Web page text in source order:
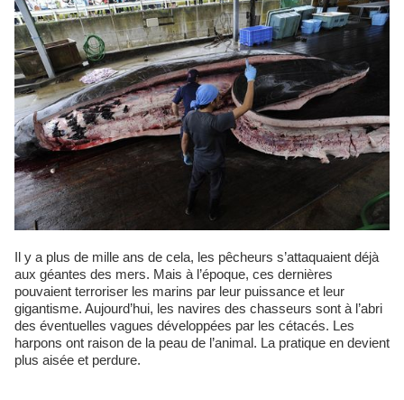
Il y a plus de mille ans de cela, les pêcheurs s’attaquaient déjà
aux géantes des mers. Mais à l’époque, ces dernières
pouvaient terroriser les marins par leur puissance et leur
gigantisme. Aujourd’hui, les navires des chasseurs sont à l’abri
des éventuelles vagues développées par les cétacés. Les
harpons ont raison de la peau de l’animal. La pratique en devient
plus aisée et perdure.